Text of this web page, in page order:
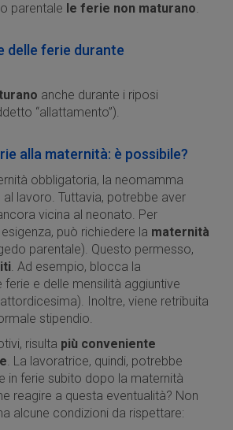
parentale le ferie non maturano.
delle ferie durante
anche durante i riposi
“allattamento”).
alla maternità: è possibile?
obbligatoria, la neomamma
lavoro. Tuttavia, potrebbe aver
vicina al neonato. Per
può richiedere la maternità
parentale). Questo permesso,
. Ad esempio, blocca la
ferie e delle mensilità aggiuntive
Inoltre, viene retribuita
stipendio.
risulta più conveniente
. La lavoratrice, quindi, potrebbe
in ferie subito dopo la maternità
reagire a questa eventualità? Non
alcune condizioni da rispettare: